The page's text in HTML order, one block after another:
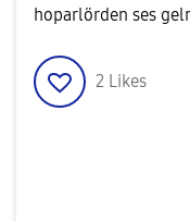
hoparlörden ses
2 Likes